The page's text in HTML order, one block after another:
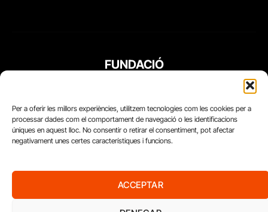
Per a oferir les millors experiències, utilitzem tecnologies com les cookies per a
processar dades com el comportament de navegació o les identificacions
úniques en aquest lloc. No consentir o retirar el consentiment, pot afectar
negativament unes certes característiques i funcions.
ACCEPTAR
FUNDACIÓ